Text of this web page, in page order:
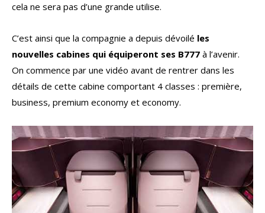
cela ne sera pas d’une grande utilise.
C’est ainsi que la compagnie a depuis dévoilé les
nouvelles cabines qui équiperont ses B777 à l’avenir.
On commence par une vidéo avant de rentrer dans les
détails de cette cabine comportant 4 classes : première,
business, premium economy et economy.